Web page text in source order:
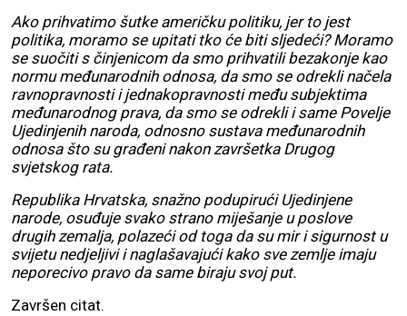
Ako prihvatimo šutke američku politiku, jer to jest
politika, moramo se upitati tko će biti sljedeći? Moramo
se suočiti s činjenicom da smo prihvatili bezakonje kao
normu međunarodnih odnosa, da smo se odrekli načela
ravnopravnosti i jednakopravnosti među subjektima
međunarodnog prava, da smo se odrekli i same Povelje
Ujedinjenih naroda, odnosno sustava međunarodnih
odnosa što su građeni nakon završetka Drugog
svjetskog rata.
Republika Hrvatska, snažno podupirući Ujedinjene
narode, osuđuje svako strano miješanje u poslove
drugih zemalja, polazeći od toga da su mir i sigurnost u
svijetu nedjeljivi i naglašavajući kako sve zemlje imaju
neporecivo pravo da same biraju svoj put.
Završen citat.